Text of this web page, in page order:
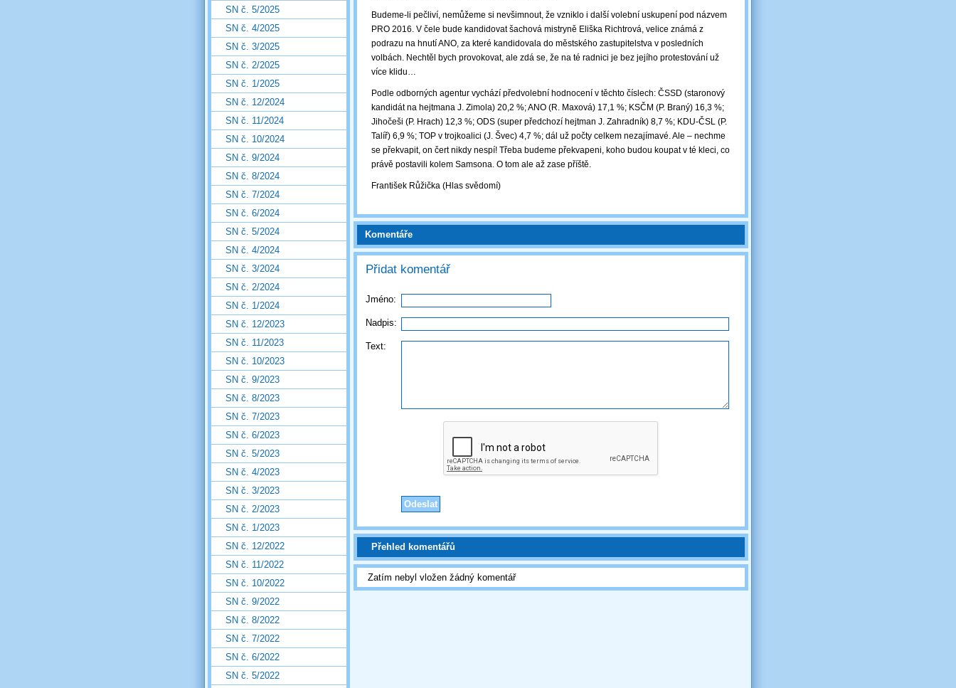
Budeme-li pečliví, nemůžeme si nevšimnout, že vzniklo i další volební uskupení pod názvem
PRO 2016. V čele bude kandidovat šachová mistryně Eliška Richtrová, velice známá z
podrazu na hnutí ANO, za které kandidovala do městského zastupitelstva v posledních
volbách. Nechtěl bych provokovat, ale zdá se, že na té radnici je bez jejího protestování už
více klidu…
Podle odborných agentur vychází předvolební hodnocení v těchto číslech: ČSSD (staronový
kandidát na hejtmana J. Zimola) 20,2 %; ANO (R. Maxová) 17,1 %; KSČM (P. Braný) 16,3 %;
Jihočeši (P. Hrach) 12,3 %; ODS (super předchozí hejtman J. Zahradník) 8,7 %; KDU-ČSL (P.
Talíř) 6,9 %; TOP v trojkoalici (J. Švec) 4,7 %; dál už počty celkem nezajímavé. Ale – nechme
se překvapit, on čert nikdy nespí! Třeba budeme překvapeni, koho budou koupat v té kleci, co
právě postavili kolem Samsona. O tom ale až zase příště.
František Růžička (Hlas svědomí)
Komentáře
Přidat komentář
Jméno:
Nadpis:
Text:
Přehled komentářů
Zatím nebyl vložen žádný komentář
SN č. 5/2025
SN č. 4/2025
SN č. 3/2025
SN č. 2/2025
SN č. 1/2025
SN č. 12/2024
SN č. 11/2024
SN č. 10/2024
SN č. 9/2024
SN č. 8/2024
SN č. 7/2024
SN č. 6/2024
SN č. 5/2024
SN č. 4/2024
SN č. 3/2024
SN č. 2/2024
SN č. 1/2024
SN č. 12/2023
SN č. 11/2023
SN č. 10/2023
SN č. 9/2023
SN č. 8/2023
SN č. 7/2023
SN č. 6/2023
SN č. 5/2023
SN č. 4/2023
SN č. 3/2023
SN č. 2/2023
SN č. 1/2023
SN č. 12/2022
SN č. 11/2022
SN č. 10/2022
SN č. 9/2022
SN č. 8/2022
SN č. 7/2022
SN č. 6/2022
SN č. 5/2022